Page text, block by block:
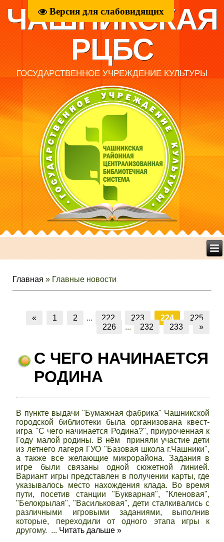
Версия для слабовидящих
ЧАШНИКСКАЯ
РЦБС
ГОСУДАРСТВЕННОЕ УЧРЕЖДЕНИЕ КУЛЬТУРЫ
Главная » Главные новости
« 1 2 ... 222 223 224
225
226
... 232 233 »
С ЧЕГО НАЧИНАЕТСЯ
РОДИНА
В пункте выдачи "Бумажная фабрика" Чашникской
городской библиотеки была организована квест-
игра "С чего начинается Родина?", приуроченная к
Году малой родины. В нём приняли участие дети
из летнего лагеря ГУО "Базовая школа г.Чашники",
а также все желающие микрорайона. Задания в
игре были связаны одной сюжетной линией.
Вариант игры представлен в получении карты, где
указывалось место нахождения клада. Во время
пути, посетив станции "Букварная", "Кленовая",
"Белокрылая", "Васильковая", дети сталкивались с
различными игровыми заданиями, выполнив
которые, переходили от одного этапа игры к
другому. ... Читать дальше »